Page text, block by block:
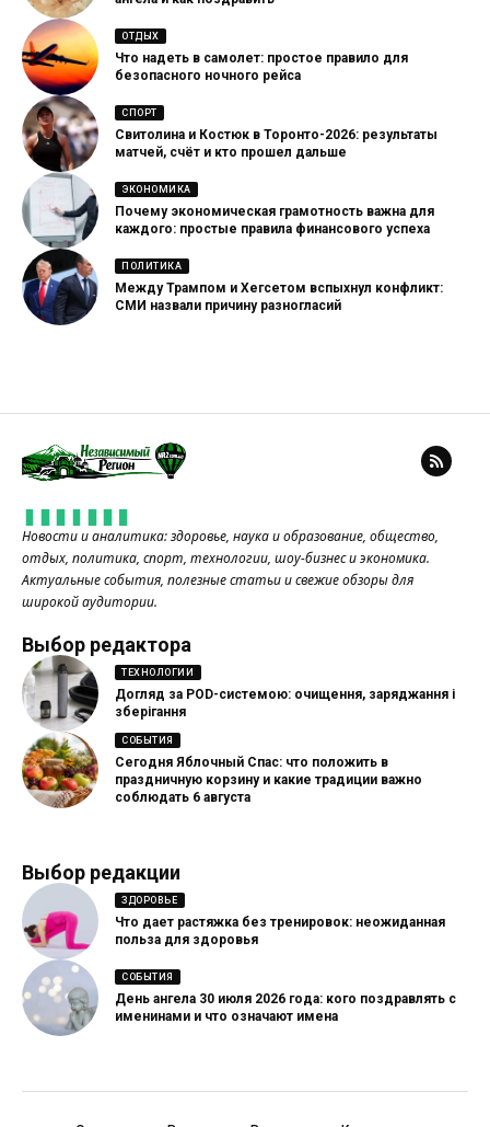
ОТДЫХ
Что надеть в самолет: простое правило для
безопасного ночного рейса
СПОРТ
Свитолина и Костюк в Торонто-2026: результаты
матчей, счёт и кто прошел дальше
ЭКОНОМИКА
Почему экономическая грамотность важна для
каждого: простые правила финансового успеха
ПОЛИТИКА
Между Трампом и Хегсетом вспыхнул конфликт:
СМИ назвали причину разногласий
Новости и аналитика: здоровье, наука и образование, общество,
отдых, политика, спорт, технологии, шоу-бизнес и экономика.
Актуальные события, полезные статьи и свежие обзоры для
широкой аудитории.
Выбор редактора
ТЕХНОЛОГИИ
Догляд за POD-системою: очищення, заряджання і
зберігання
СОБЫТИЯ
Сегодня Яблочный Спас: что положить в
праздничную корзину и какие традиции важно
соблюдать 6 августа
Выбор редакции
ЗДОРОВЬЕ
Что дает растяжка без тренировок: неожиданная
польза для здоровья
СОБЫТИЯ
День ангела 30 июля 2026 года: кого поздравлять с
именинами и что означают имена